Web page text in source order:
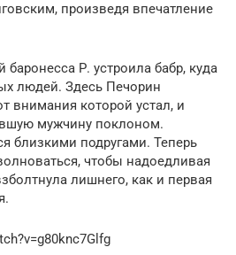
произведя впечатление
баронесса Р. устроила бабр, куда
людей. Здесь Печорин
внимания которой устал, и
мужчину поклоном.
подругами. Теперь
чтобы надоедливая
лишнего, как и первая